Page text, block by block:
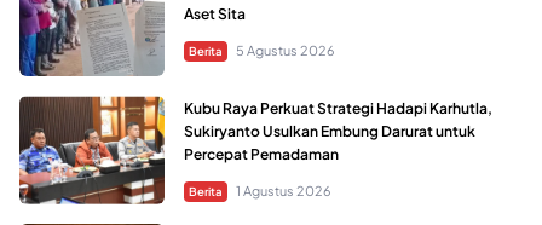
Aset Sita
Berita 5 Agustus 2026
Kubu Raya Perkuat Strategi Hadapi Karhutla,
Sukiryanto Usulkan Embung Darurat untuk
Percepat Pemadaman
Berita 1 Agustus 2026